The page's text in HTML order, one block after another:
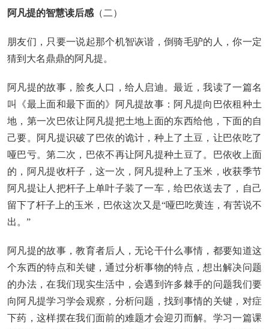
阿凡提的智慧读后感 （二）
朋友们，只要一说起那个机智诙谐，倒骑毛驴的人，你一定
猜到大名鼎鼎的阿凡提。
阿凡提的故事，脍炙人口，给人启迪。最近，我读了一篇名
叫《最上面和最下面的》阿凡提故事：阿凡提向巴依租种土
地，第一次巴依让阿凡提把土地上面的东西给他，下面的自
己要。阿凡提识破了巴依的诡计，种上了土豆，让巴依吃了
哑巴亏。第二次，巴依不再让阿凡提种土豆了。巴依收上面
的，阿凡提收杆子，这一次，阿凡提种上了玉米，收获季节
阿凡提让人把杆子上单叶子装了一车，给巴依送去了，自己
留下了杆子上的玉米，巴依这次又是“哑巴吃黄连，有苦说不
出。”
阿凡提的故事，教育者后人，无论干什么事情，都要知道这
个东西的特点和关键，通过分析事物的特点，想出解决问题
的办法，在我们现实生活中，会遇到许多棘手的问题我们要
向阿凡提学习学会观察，分析问题，找到事情的关键，对症
下药，这样摆在我们面前的难题才会迎刃而解。学习一篇课